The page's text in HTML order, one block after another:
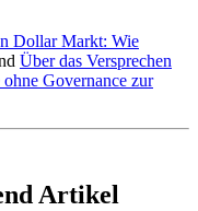
Dollar Markt: Wie
Über das Versprechen
Governance zur
Artikel